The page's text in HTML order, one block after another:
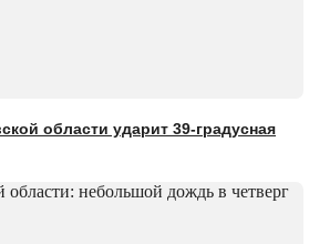
области ударит 39-градусная